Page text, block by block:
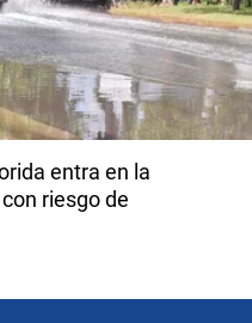
entra en la
riesgo de